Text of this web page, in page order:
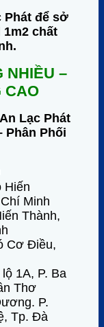
Phát để sở
1m2chất
NHIỀU –
CAO
Lạc Phát
Phân Phối
Hiến
Minh
Thành,
Cơ Điều,
1A, P. Ba
Thơ
P.
Tp. Đà